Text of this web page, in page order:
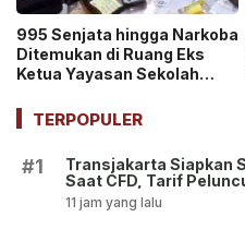
995 Senjata hingga Narkoba
Ditemukan di Ruang Eks
Ketua Yayasan Sekolah
Ekskul Menembak!
TERPOPULER
#1
Transjakarta Siapkan
Saat CFD, Tarif
11 jam yang lalu